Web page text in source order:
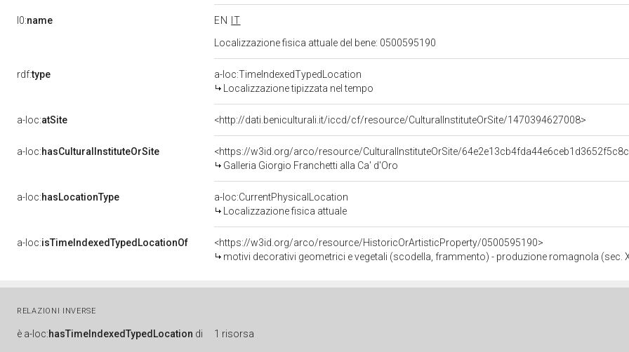
l0:name EN
IT
Localizzazione fisica attuale del bene: 0500595190
rdf:type
a-loc:TimeIndexedTypedLocation
Localizzazione tipizzata nel tempo
a-loc:atSite <http://dati.beniculturali.it/iccd/cf/resource/CulturalInstituteOrSite/1470394627008>
a-loc:hasCulturalInstituteOrSite
<https://w3id.org/arco/resource/CulturalInstituteOrSite/
Galleria Giorgio Franchetti alla Ca' d'Oro
a-loc:hasLocationType
a-loc:CurrentPhysicalLocation
Localizzazione fisica attuale
a-loc:isTimeIndexedTypedLocationOf
<https://w3id.org/arco/resource/HistoricOrArtisticProperty/0500595190>
motivi decorativi geometrici e vegetali (scodella, frammento) - produzione romagnola (sec.
RELAZIONI INVERSE
è a-loc:hasTimeIndexedTypedLocation di 1 risorsa